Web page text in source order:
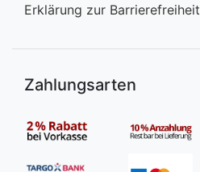
Erklärung zur Barrierefreiheit
Zahlungsarten